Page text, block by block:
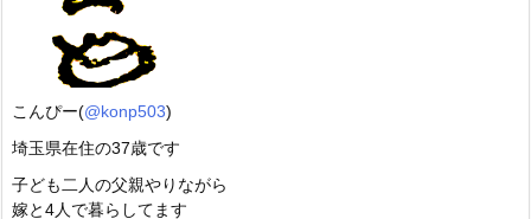
こんぴー(@konp503)
埼玉県在住の37歳です
子ども二人の父親やりながら
嫁と4人で暮らしてます